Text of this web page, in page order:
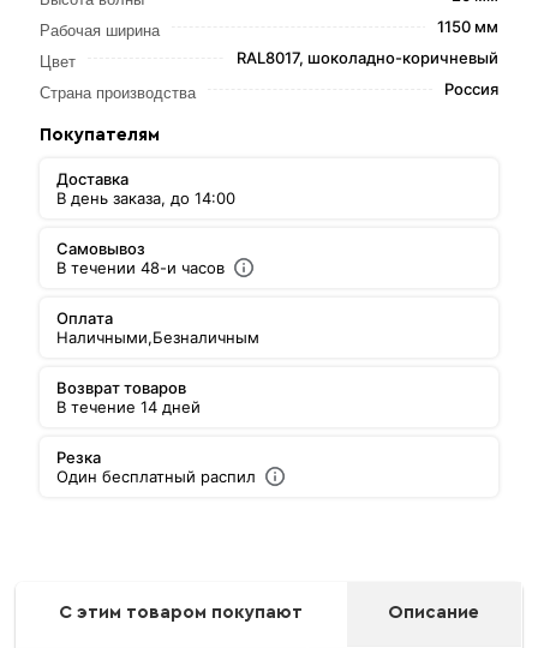
Рабочая ширина 1150 мм
Цвет RAL8017, шоколадно-коричневый
Страна производства Россия
Покупателям
Доставка
В день заказа, до 14:00
Самовывоз
В течении 48-и часов
Оплата
Наличными,Безналичным
Возврат товаров
В течение 14 дней
Резка
Один бесплатный распил
С этим товаром покупают Описание